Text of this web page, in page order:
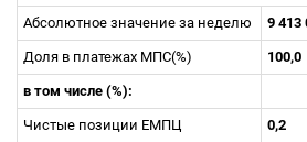
Абсолютное значение за неделю 9 413
Доля в платежах МПС(%) 100,0
в том числе (%):
Чистые позиции ЕМПЦ 0,2